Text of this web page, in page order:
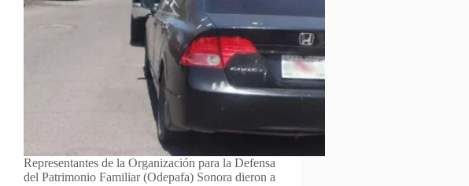
Representantes de la Organización para la Defensa
del Patrimonio Familiar (Odepafa) Sonora dieron a